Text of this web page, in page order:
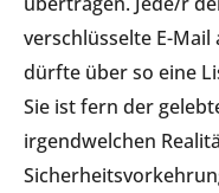
verschlüsselte E-Mail
dürfte über so eine
Sie ist fern der
irgendwelchen